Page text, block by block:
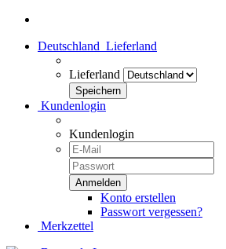
Deutschland Lieferland
Lieferland
Kundenlogin
Kundenlogin
Konto erstellen
Passwort vergessen?
Merkzettel